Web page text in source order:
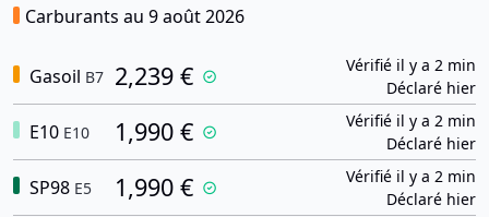
Carburants au 9 août 2026
Gasoil B7 2,239 €
Vérifié il y a 2 min
Déclaré hier
E10 E10 1,990 €
Vérifié il y a 2 min
Déclaré hier
SP98 E5 1,990 €
Vérifié il y a 2 min
Déclaré hier